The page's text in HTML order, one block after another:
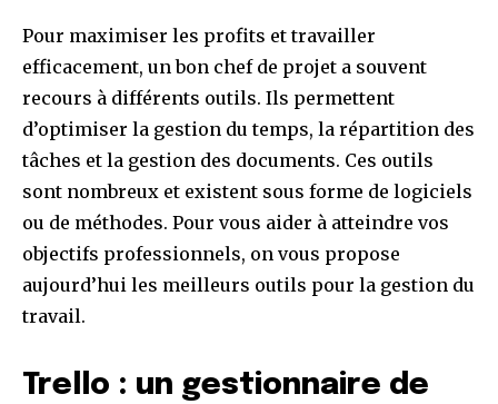
Pour maximiser les profits et travailler
efficacement, un bon chef de projet a souvent
recours à différents outils. Ils permettent
d’optimiser la gestion du temps, la répartition des
tâches et la gestion des documents. Ces outils
sont nombreux et existent sous forme de logiciels
ou de méthodes. Pour vous aider à atteindre vos
objectifs professionnels, on vous propose
aujourd’hui les meilleurs outils pour la gestion du
travail.
Trello : un gestionnaire de